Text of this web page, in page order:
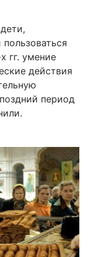
гг. умение
действия
период